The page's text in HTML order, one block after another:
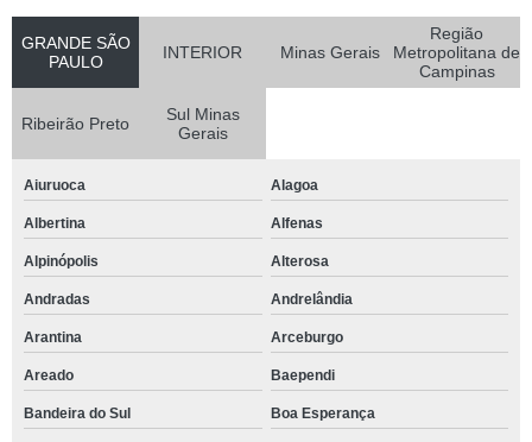
GRANDE SÃO
PAULO
INTERIOR Minas Gerais
Região
Metropolitana de
Campinas
Ribeirão Preto
Sul Minas
Gerais
Aiuruoca Alagoa
Albertina Alfenas
Alpinópolis Alterosa
Andradas Andrelândia
Arantina Arceburgo
Areado Baependi
Bandeira do Sul Boa Esperança